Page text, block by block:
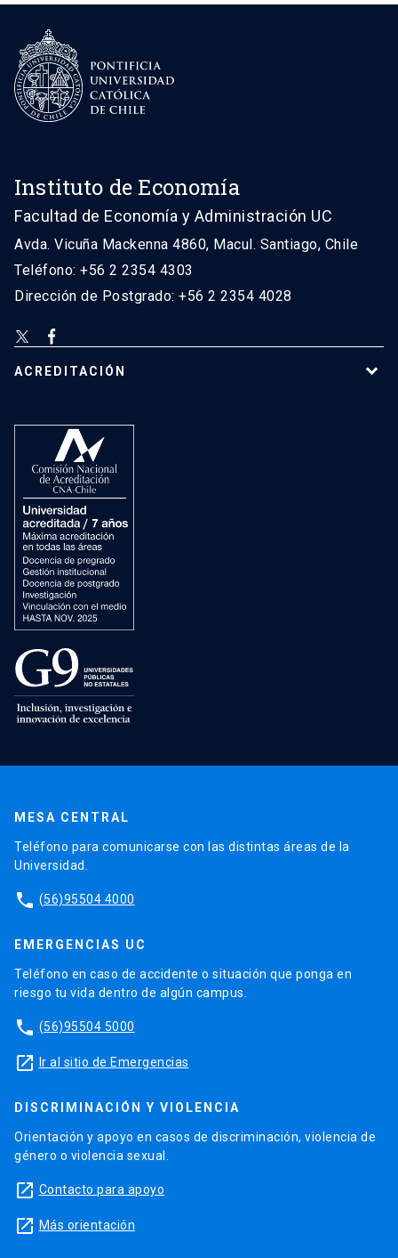
Instituto de Economía
Facultad de Economía y Administración UC
Avda. Vicuña Mackenna 4860, Macul. Santiago, Chile
Teléfono: +56 2 2354 4303
Dirección de Postgrado: +56 2 2354 4028
ACREDITACIÓN
MESA CENTRAL
Teléfono para comunicarse con las distintas áreas de la
Universidad.
phone (56)95504 4000
EMERGENCIAS UC
Teléfono en caso de accidente o situación que ponga en
riesgo tu vida dentro de algún campus.
phone (56)95504 5000
launch Ir al sitio de Emergencias
DISCRIMINACIÓN Y VIOLENCIA
Orientación y apoyo en casos de discriminación, violencia de
género o violencia sexual.
launch Contacto para apoyo
launch Más orientación